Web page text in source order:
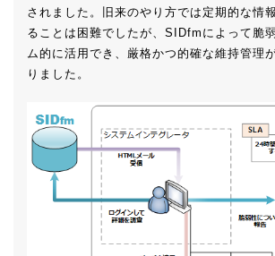
されました。旧来のやり方では定期的な情
ることは困難でしたが、SIDfmによって脆
ム的に活用でき、厳格かつ的確な維持管理
りました。